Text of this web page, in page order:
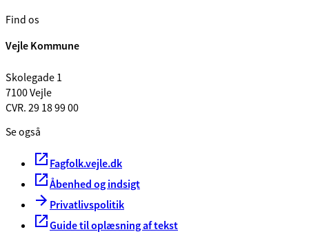
Find os
Vejle Kommune
Skolegade 1
7100 Vejle
CVR. 29 18 99 00
Se også
Fagfolk.vejle.dk
Åbenhed og indsigt
Privatlivspolitik
Guide til oplæsning af tekst